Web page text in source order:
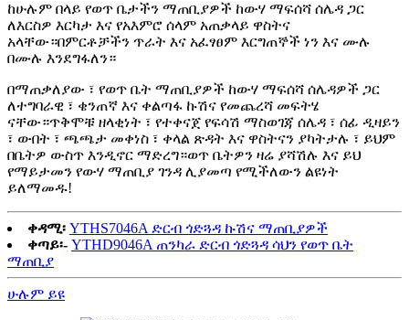
ከሁሉም በላይ የወጥ ቤታችን ማጠቢያዎች ከውሃ ማፍሰሻ ሰሌዳ ጋር
ለእርስዎ እርካታ እና የአእምሮ ሰላም አጠቃላይ ዋስትና
አላቸው።በምርቶቻችን ጥራት እና አፈፃፀም እርግጠኞች ነን እና ሙሉ
በሙሉ እንደግፋለን።
በማጠቃለያው ፣ የወጥ ቤት ማጠቢያዎች ከውሃ ማፍሰሻ ሰሌዳዎች ጋር
ለተግባራዊ ፣ ቄንጠኛ እና ቀልጣፋ ኩሽና የመጨረሻ መፍትሄ
ናቸው።ጥቅሞቹ ዘላቂነት ፣ የተቀናጀ የፍሳሽ ማስወገጃ ሰሌዳ ፣ ሰፊ ዲዛይን
፣ ውበት ፣ ጫጫታ መቀነስ ፣ ቀላል ጽዳት እና ዋስትናን ያካትታሉ ፣ ይህም
በቤትዎ ውስጥ እንዲኖር ማድረግ።ወጥ ቤትዎን ዛሬ ያሻሽሉ እና ይህ
የማይታመን የውሃ ማጠቢያ ገንዳ ሊያመጣ የሚችለውን ልዩነት
ይለማመዱ!
ቀዳሚ፡ YTHS7046A ድርብ ጎድጓዳ ኩሽና ማጠቢያዎች
ቀጣይ፡- YTHD9046A ጠንካራ ድርብ ጎድጓዳ ሳህን የወጥ ቤት
ማጠቢያ
ሁሉም ይዩ